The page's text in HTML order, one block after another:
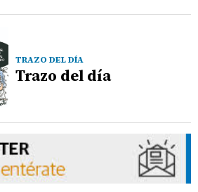
TRAZO DEL DÍA
Trazo del día